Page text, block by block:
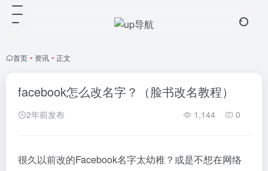
首页 • 资讯 • 正文
facebook怎么改名字？（脸书改名教程）
2年前发布 1,144 0
很久以前改的Facebook名字太幼稚？或是不想在网络